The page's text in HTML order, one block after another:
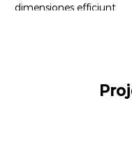
dimensiones efficiunt.